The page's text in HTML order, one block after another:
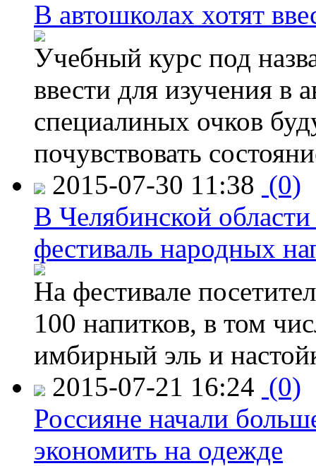
В автошколах хотят
Учебный курс под
ввести для изучения
специалиных очков
почувствовать
2015-07-30 11:38 (0)
В Челябинской
фестиваль народных
На фестивале
100 напитков, в том
имбирный эль и
2015-07-21 16:24 (0)
Россияне начали
экономить на одежде